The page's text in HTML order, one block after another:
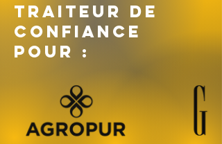
TRAITEUR DE
CONFIANCE
POUR :